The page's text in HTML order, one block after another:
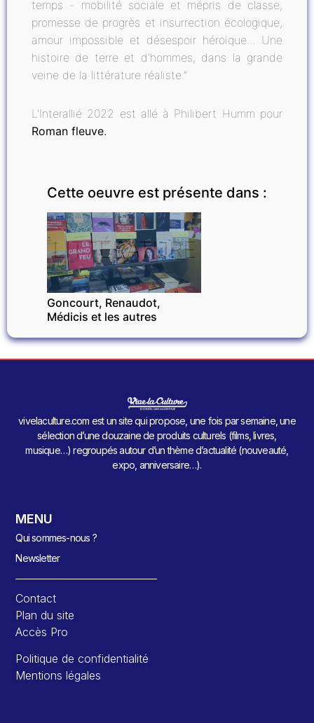
temps - mobilité sociale et mépris de classe,
promesse de progrès et insurrection écologique,
amour impossible et désespoir héroïque... Une
histoire de terre et d'hommes, dans la grande
veine de la littérature réaliste.”
L'Interallié 2022 est allé à Philibert Humm pour
Roman fleuve.
Cette oeuvre est présente dans :
LITTÉRATURE
Goncourt, Renaudot,
Médicis et les autres
vivelaculture.com est un site qui propose, une fois par semaine, une
sélection d’une douzaine de produits culturels (films, livres,
musique…) regroupés autour d’un thème d’actualité (nouveauté,
expo, anniversaire…).
MENU
Qui sommes-nous ?
Newsletter
Contact
Plan du site
Accès Pro
Politique de confidentialité
Mentions légales